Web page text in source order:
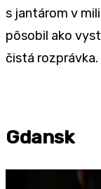
s jantárom v
pôsobil ako
čistá rozprávka.
Gdansk